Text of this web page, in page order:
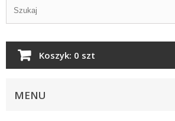
Koszyk: 0 szt
MENU